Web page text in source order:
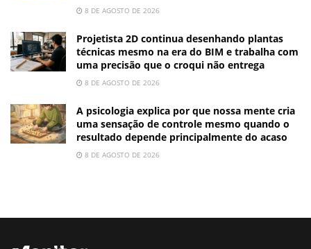
8 DE AGOSTO DE 2026
Projetista 2D continua desenhando plantas
técnicas mesmo na era do BIM e trabalha com
uma precisão que o croqui não entrega
8 DE AGOSTO DE 2026
A psicologia explica por que nossa mente cria
uma sensação de controle mesmo quando o
resultado depende principalmente do acaso
8 DE AGOSTO DE 2026